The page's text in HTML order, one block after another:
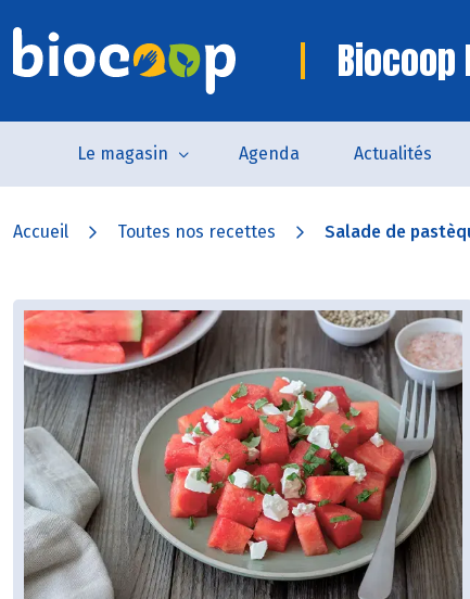
Biocoop
Le magasin Agenda Actualités
Accueil Toutes nos recettes Salade de